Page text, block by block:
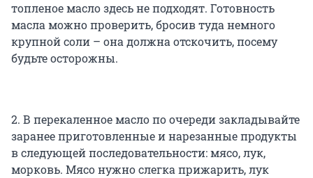
топленое масло здесь не подходят. Готовность
масла можно проверить, бросив туда немного
крупной соли – она должна отскочить, посему
будьте осторожны.
2. В перекаленное масло по очереди закладывайте
заранее приготовленные и нарезанные продукты
в следующей последовательности: мясо, лук,
морковь. Мясо нужно слегка прижарить, лук